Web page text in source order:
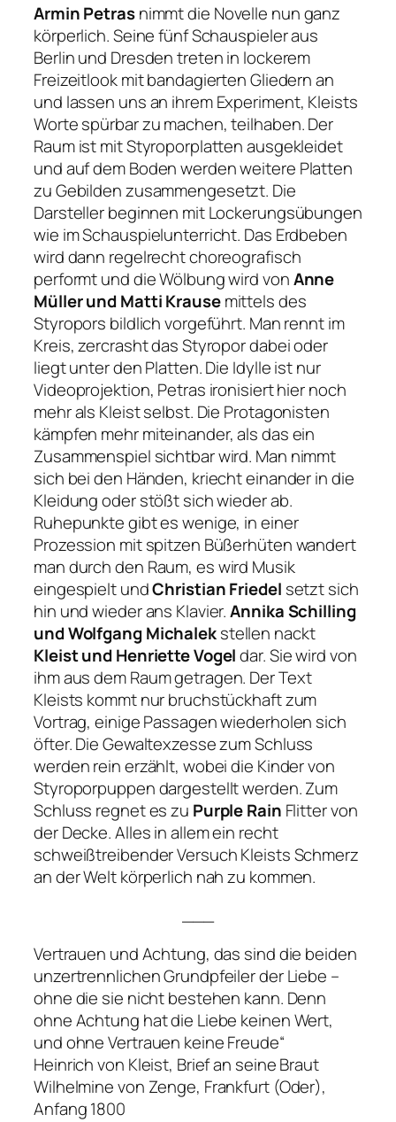
Armin Petrasnimmt die Novelle nun ganz
körperlich. Seine fünf Schauspieler aus
Berlin und Dresden treten in lockerem
Freizeitlook mit bandagierten Gliedern an
und lassen uns an ihrem Experiment, Kleists
Worte spürbar zu machen, teilhaben. Der
Raum ist mit Styroporplatten ausgekleidet
und auf dem Boden werden weitere Platten
zu Gebilden zusammengesetzt. Die
Darsteller beginnen mit Lockerungsübungen
wie im Schauspielunterricht. Das Erdbeben
wird dann regelrecht choreografisch
performt und die Wölbung wird vonAnne
Müller und Matti Krausemittels des
Styropors bildlich vorgeführt. Man rennt im
Kreis, zercrasht das Styropor dabei oder
liegt unter den Platten. Die Idylle ist nur
Videoprojektion, Petras ironisiert hier noch
mehr als Kleist selbst. Die Protagonisten
kämpfen mehr miteinander, als das ein
Zusammenspiel sichtbar wird. Man nimmt
sich bei den Händen, kriecht einander in die
Kleidung oder stößt sich wieder ab.
Ruhepunkte gibt es wenige, in einer
Prozession mit spitzen Büßerhüten wandert
man durch den Raum, es wird Musik
eingespielt undChristian Friedel setzt sich
hin und wieder ans Klavier.Annika Schilling
und Wolfgang Michalekstellen nackt
Kleist und Henriette Vogeldar. Sie wird von
ihm aus dem Raum getragen. Der Text
Kleists kommt nur bruchstückhaft zum
Vortrag, einige Passagen wiederholen sich
öfter. Die Gewaltexzesse zum Schluss
werden rein erzählt, wobei die Kinder von
Styroporpuppen dargestellt werden. Zum
Schluss regnet es zu Purple Rain Flitter von
der Decke. Alles in allem ein recht
schweißtreibender Versuch Kleists Schmerz
an der Welt körperlich nah zu kommen.
___
Vertrauen und Achtung, das sind die beiden
unzertrennlichen Grundpfeiler der Liebe –
ohne die sie nicht bestehen kann. Denn
ohne Achtung hat die Liebe keinen Wert,
und ohne Vertrauen keine Freude“
Heinrich von Kleist, Brief an seine Braut
Wilhelmine von Zenge, Frankfurt (Oder),
Anfang 1800